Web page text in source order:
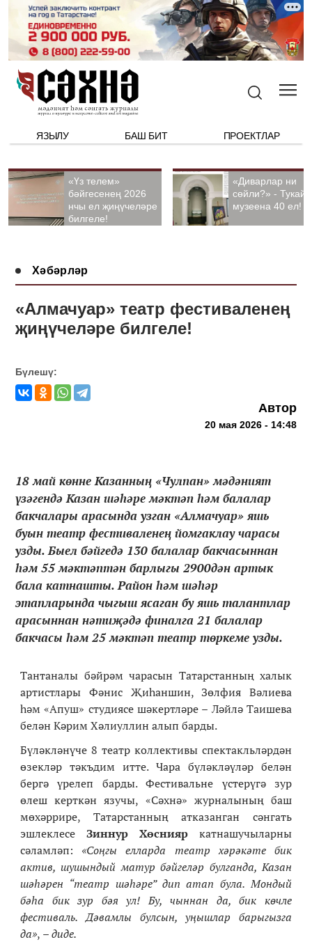
ЯЗЫЛУ БАШ БИТ ПРОЕКТЛАР
«Үз телем»
бәйгесенең 2026
нчы ел җиңүчеләре
билгеле!
«Диварлар ни
сөйли?» - Тукай
музеена 40 ел!
Хәбәрләр
«Алмачуар» театр фестиваленең
җиңүчеләре билгеле!
Бүлешү:
Автор
20 мая 2026 - 14:48
18 май көнне Казанның «Чулпан» мәдәният
үзәгендә Казан шәһәре мәктәп һәм балалар
бакчалары арасында узган «Алмачуар» яшь
буын театр фестиваленең йомгаклау чарасы
узды. Быел бәйгедә 130 балалар бакчасыннан
һәм 55 мәктәптән барлыгы 2900дән артык
бала катнашты. Район һәм шәһәр
этапларында чыгыш ясаган бу яшь талантлар
арасыннан нәтиҗәдә финалга 21 балалар
бакчасы һәм 25 мәктәп театр төркеме узды.
Тантаналы бәйрәм чарасын Татарстанның халык
артистлары Фәнис Җиһаншин, Зөлфия Вәлиева
һәм «Апуш» студиясе шәкертләре – Ләйлә Таишева
белән Кәрим Хәлиуллин алып барды.
Бүләкләнүче 8 театр коллективы спектакльләрдән
өзекләр тәкъдим итте. Чара бүләкләүләр белән
бергә үрелеп барды. Фестивальне үстерүгә зур
өлеш керткән язучы, «Сәхнә» журналының баш
мөхәррире, Татарстанның атказанган сәнгать
эшлеклесе Зиннур Хөснияр катнашучыларны
сәламләп: «Соңгы елларда театр хәрәкәте бик
актив, шушындый матур бәйгеләр булганда, Казан
шәһәрен “театр шәһәре” дип атап була. Мондый
бәһа бик зур бәя ул! Бу, чыннан да, бик көчле
фестиваль. Дәвамлы булсын, уңышлар барыгызга
да», – диде.